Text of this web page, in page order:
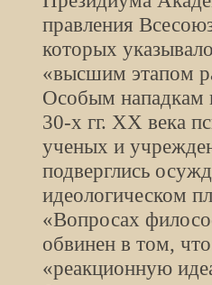
правления
которых
«высшим этапом
Особым нападкам
30-х гг. XX века
ученых и
подверглись
идеологическом
«Вопросах
обвинен в том,
«реакционную